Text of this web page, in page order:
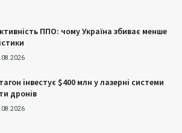
ППО: чому Україна збиває менше
інвестує $400 млн у лазерні системи
дронів